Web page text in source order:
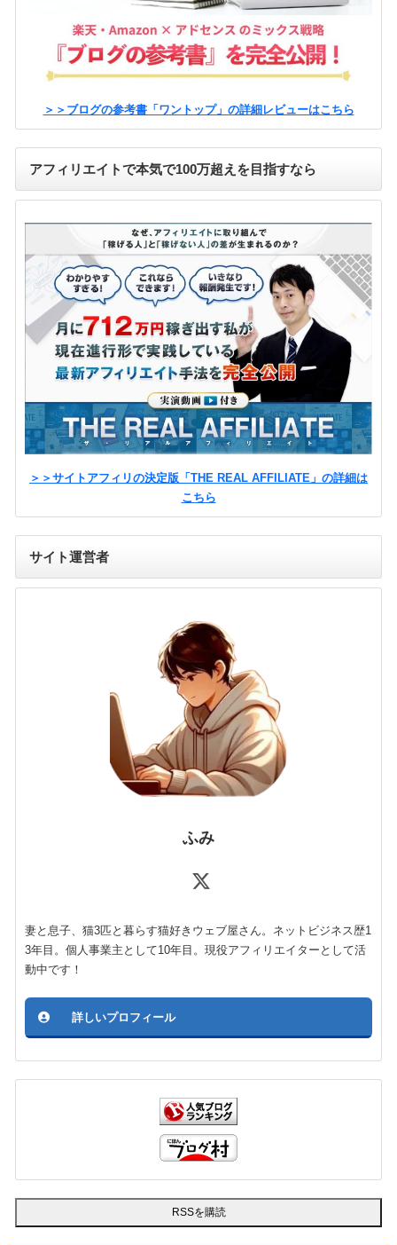
＞＞ブログの参考書「ワントップ」の詳細レビューはこちら
アフィリエイトで本気で100万超えを目指すなら
＞＞サイトアフィリの決定版「THE REAL AFFILIATE」の詳細は
こちら
サイト運営者
ふみ
妻と息子、猫3匹と暮らす猫好きウェブ屋さん。ネットビジネス歴1
3年目。個人事業主として10年目。現役アフィリエイターとして活
動中です！
詳しいプロフィール